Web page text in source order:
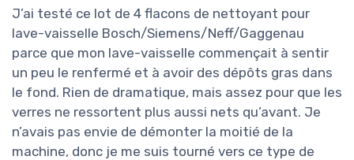
J’ai testé ce lot de 4 flacons de nettoyant pour
lave-vaisselle Bosch/Siemens/Neff/Gaggenau
parce que mon lave-vaisselle commençait à sentir
un peu le renfermé et à avoir des dépôts gras dans
le fond. Rien de dramatique, mais assez pour que les
verres ne ressortent plus aussi nets qu’avant. Je
n’avais pas envie de démonter la moitié de la
machine, donc je me suis tourné vers ce type de